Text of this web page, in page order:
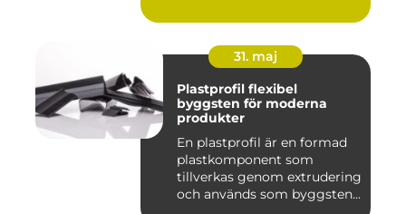
31. maj
Plastprofil flexibel
byggsten för moderna
produkter
En plastprofil är en formad
plastkomponent som
tillverkas genom extrudering
och används som byggsten...